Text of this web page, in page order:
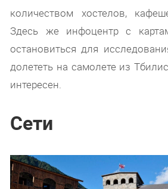
количеством хостелов,
Здесь же инфоцентр с
остановиться для
долететь на самолете из
интересен.
Сети